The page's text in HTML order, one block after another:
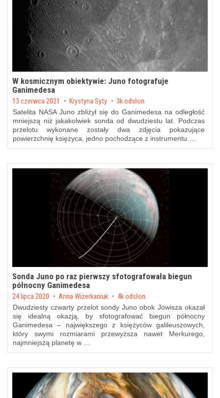
W kosmicznym obiektywie: Juno fotografuje
Ganimedesa
Posted on
13 czerwca 2021 byKrystyna Syty 3k odsłon
Satelita NASA Juno zbliżył się do Ganimedesa na odległość
mniejszą niż jakakolwiek sonda od dwudziestu lat. Podczas
przelotu wykonane zostały dwa zdjęcia pokazujące
powierzchnię księżyca, jedno pochodzące z instrumentu …
Sonda Juno po raz pierwszy sfotografowała biegun
północny Ganimedesa
Posted on
24 lipca 2020 by Anna Wizerkaniuk 4k odsłon
Dwudziesty czwarty przelot sondy Juno obok Jowisza okazał
się idealną okazją, by sfotografować biegun północny
Ganimedesa – największego z księżyców galileuszowych,
który swymi rozmiarami przewyższa nawet Merkurego,
najmniejszą planetę w …